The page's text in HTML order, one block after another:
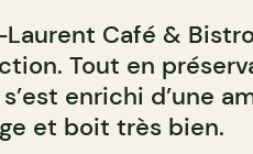
Café &
Tout en
enrichi d’une
et boit très bien.